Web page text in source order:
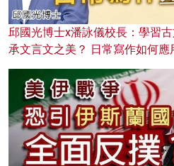
邱國光博士x潘詠儀校長：學習
承文言文之美？ 日常寫作如何應